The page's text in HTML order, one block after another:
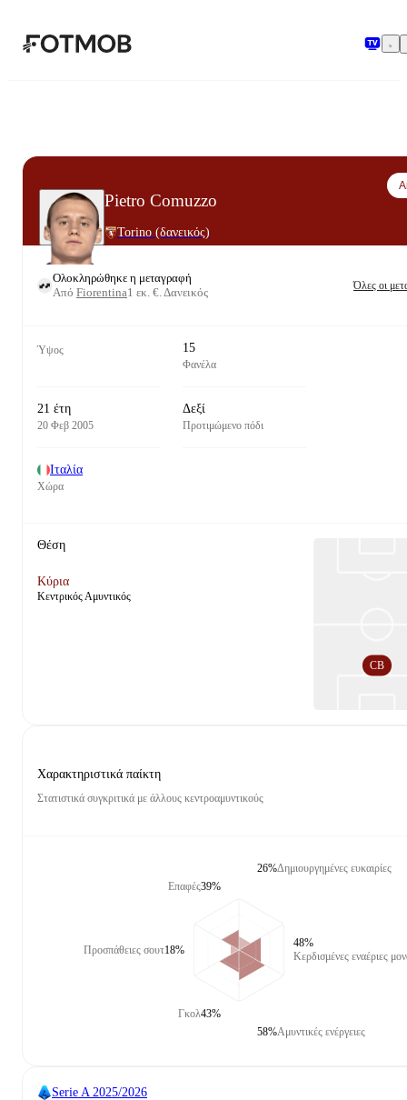
Pietro Comuzzo
Torino (δανεικός)
Ολοκληρώθηκε η μεταγραφή
Από Fiorentina1 εκ. €.Δανεικός
Όλες οι
Ύψος 15
Φανέλα
21 έτη
20 Φεβ 2005
Δεξί
Προτιμώμενο πόδι
Ιταλία
Χώρα
Θέση
Κύρια
Κεντρικός Αμυντικός
CB
Χαρακτηριστικά παίκτη
Στατιστικά συγκριτικά με άλλους κεντροαμυντικούς
Επαφές39%
Προσπάθειες σουτ18%
Γκολ43%
Δημιουργημένες ευκαιρίες
26%
Κερδισμένες εναέριες
48%
Αμυντικές ενέργειες
58%
Serie A 2025/2026